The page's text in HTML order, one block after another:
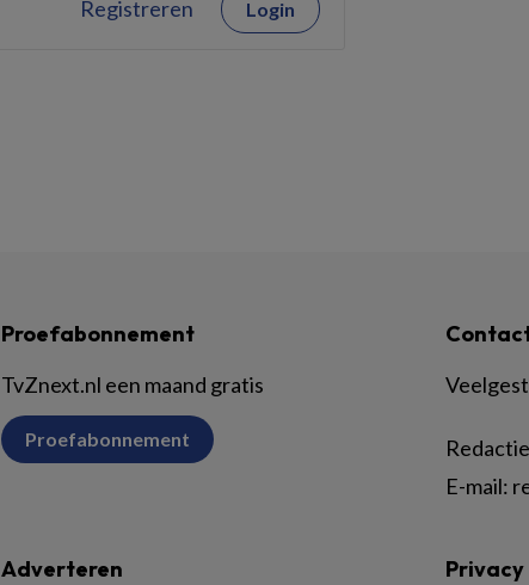
Registreren Login
Proefabonnement
TvZnext.nl een maand gratis
Proefabonnement
E-mail:
Adverteren Privacy